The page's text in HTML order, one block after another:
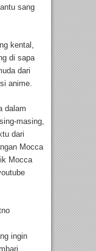
sang
kental,
di sapa
dari
anime.
dalam
masing,
dari
Mocca
Mocca
ingin